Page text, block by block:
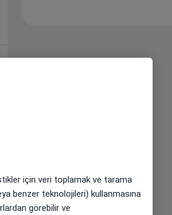
için veri toplamak ve tarama
benzer teknolojileri) kullanmasına
görebilir ve